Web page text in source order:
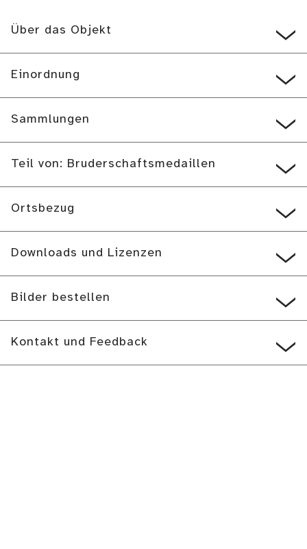
Über das Objekt
Einordnung
Sammlungen
Teil von: Bruderschaftsmedaillen
Ortsbezug
Downloads und Lizenzen
Bilder bestellen
Kontakt und Feedback